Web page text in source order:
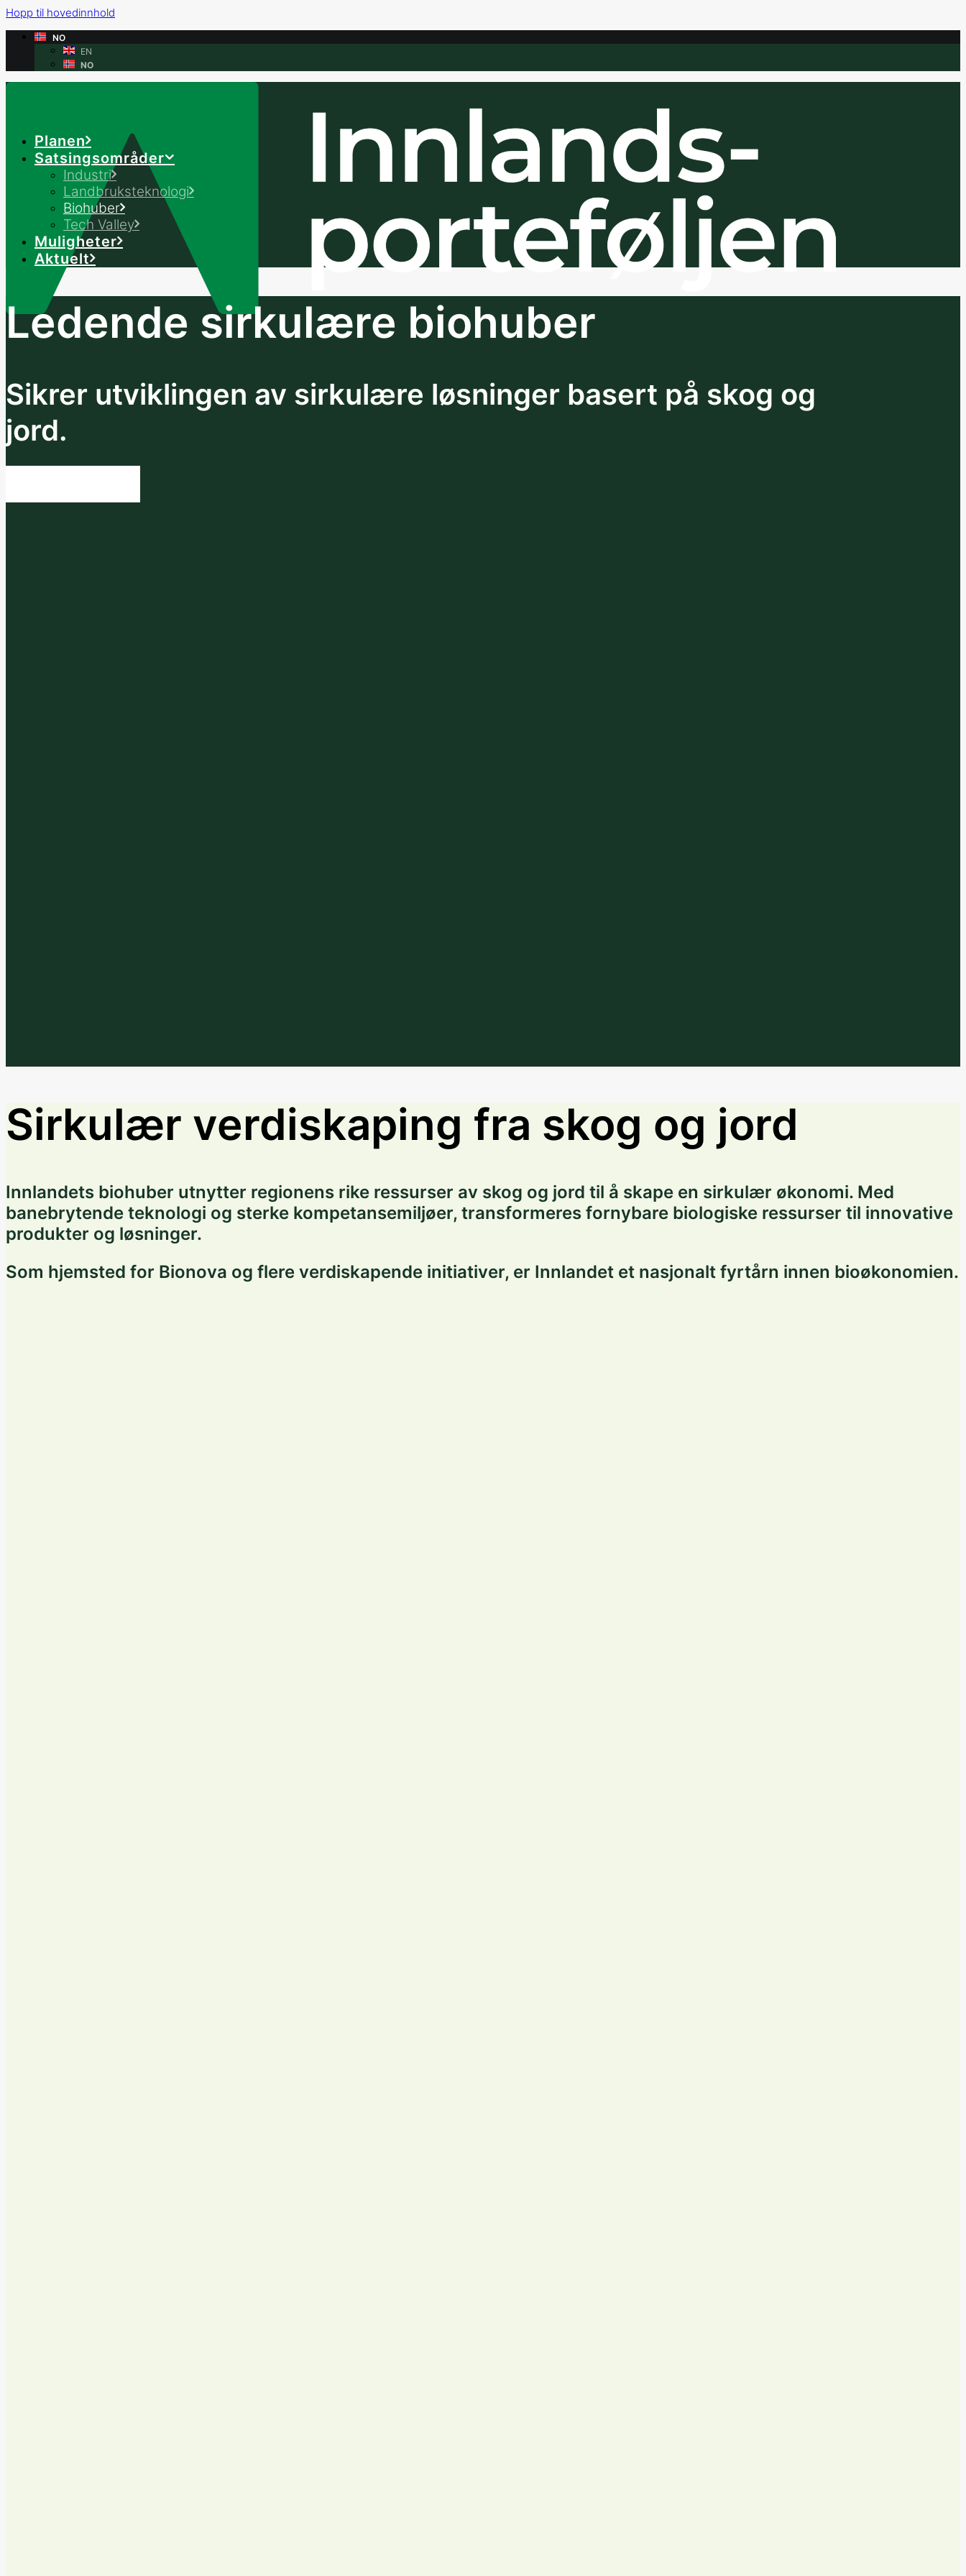
Hopp til hovedinnhold
NO
EN
NO
Planen
Satsingsområder
Industri
Landbruksteknologi
Biohuber
Tech Valley
Muligheter
Aktuelt
Ledende sirkulære biohuber
Sikrer utviklingen av sirkulære løsninger basert på skog og
jord.
Sirkulær verdiskaping fra skog og jord
Innlandets biohuber utnytter regionens rike ressurser av skog og jord til å skape en sirkulær økonomi. Med
banebrytende teknologi og sterke kompetansemiljøer, transformeres fornybare biologiske ressurser til innovative
produkter og løsninger.
Som hjemsted for Bionova og flere verdiskapende initiativer, er Innlandet et nasjonalt fyrtårn innen bioøkonomien.